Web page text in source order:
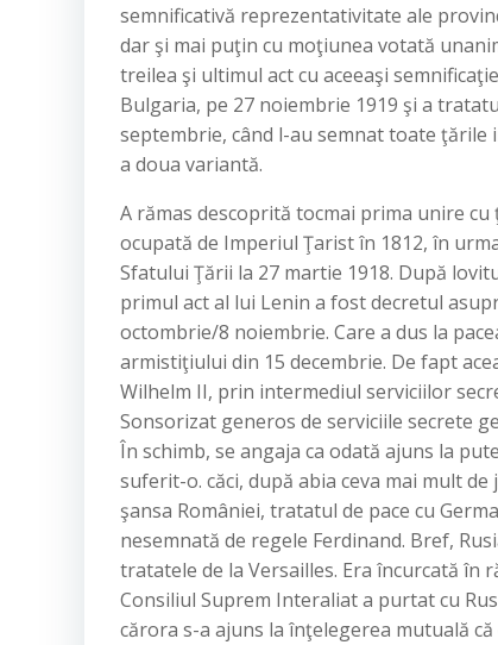
semnificativă reprezentativitate ale
dar şi mai puţin cu moţiunea votată
treilea şi ultimul act cu aceeaşi
Bulgaria, pe 27 noiembrie 1919 şi a
septembrie, când l-au semnat toate ţările
a doua variantă.
A rămas descoprită tocmai prima unire
ocupată de Imperiul Ţarist în 1812, în
Sfatului Ţării la 27 martie 1918. După
primul act al lui Lenin a fost decretul
octombrie/8 noiembrie. Care a dus la
armistiţiului din 15 decembrie. De fapt
Wilhelm II, prin intermediul serviciilor
Sonsorizat generos de serviciile secrete
În schimb, se angaja ca odată ajuns la
suferit-o. căci, după abia ceva mai mult
şansa României, tratatul de pace cu
nesemnată de regele Ferdinand. Bref,
tratatele de la Versailles. Era încurcată în
Consiliul Suprem Interaliat a purtat cu
cărora s-a ajuns la înţelegerea mutuală